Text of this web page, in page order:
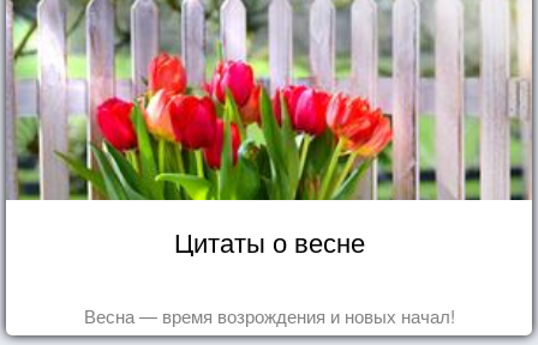
Цитаты о весне
Весна — время возрождения и новых начал!